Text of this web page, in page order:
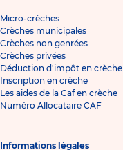
Micro-crèches
Crèches municipales
Crèches non genrées
Crèches privées
Déduction d'impôt en crèche
Inscription en crèche
Les aides de la Caf en crèche
Numéro Allocataire CAF
Informations légales